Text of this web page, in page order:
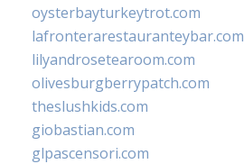
oysterbayturkeytrot.com
lafronterarestauranteybar.com
lilyandrosetearoom.com
olivesburgberrypatch.com
theslushkids.com
giobastian.com
glpascensori.com